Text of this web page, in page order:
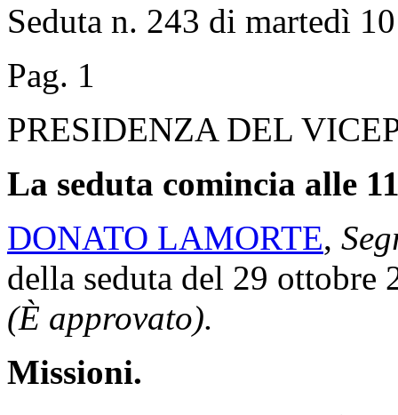
Seduta n. 243 di martedì
Pag. 1
PRESIDENZA DEL
La seduta comincia alle
DONATO LAMORTE,
della seduta del 29 ottobre
(È approvato).
Missioni.